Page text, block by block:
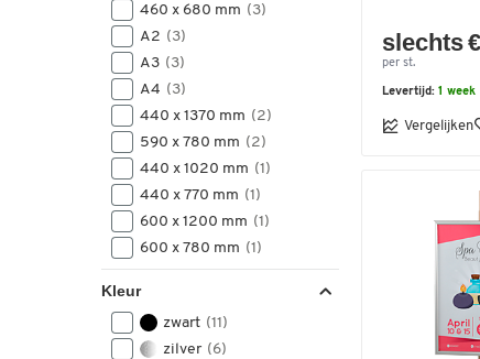
460 x 680 mm (3)
A2 (3)
A3 (3)
A4 (3)
440 x 1370 mm (2)
590 x 780 mm (2)
440 x 1020 mm (1)
440 x 770 mm (1)
600 x 1200 mm (1)
600 x 780 mm (1)
Kleur
zwart (11)
zilver (6)
slechts
per st.
Levertijd: 1 week
Vergelijken